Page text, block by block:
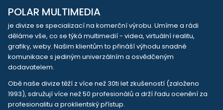
POLAR MULTIMEDIA
je divize se specializací na komerční výrobu. Umíme a rádi
děláme vše, co se týká multimedií - videa, virtuální realitu,
grafiky, weby. Našim klientům to přináší výhodu snadné
komunikace s jediným univerzálním a osvědčeným
dodavatelem.
Obě naše divize těží z více než 30ti let zkušeností (založeno
1993), sdružují více než 50 profesionálů a drží řadu ocenění za
profesionalitu a proklientský přístup.